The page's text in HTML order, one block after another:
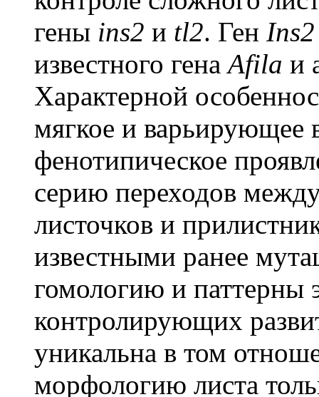
гены ins2 и tl2. Ген Ins2
известного генаAfila и
Характерной
мягкое и варьирующее
фенотипическое
серию переходов
листочков и
известными ранее
гомологию и паттерны
контролирующих
уникальна в том
морфологию листа